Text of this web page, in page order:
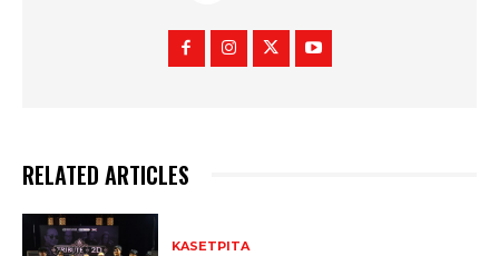
RELATED ARTICLES
KASETPITA